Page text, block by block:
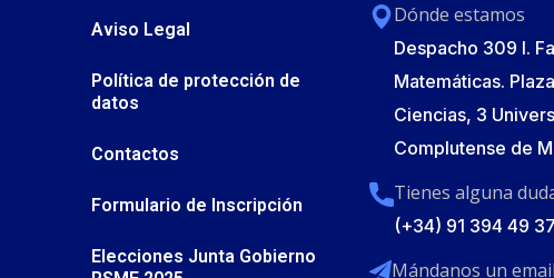
Aviso Legal
Política de protección de
datos
Contactos
Formulario de Inscripción
Elecciones Junta Gobierno
Dónde estamos
Despacho 309 I.
Matemáticas.
Ciencias, 3
Complutense de
Tienes alguna
(+34) 91 394 49 37
Mándanos un email